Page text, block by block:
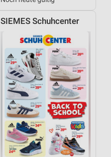
SIEMES Schuhcenter